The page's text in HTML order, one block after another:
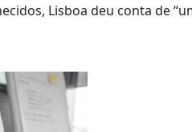
Lisboa deu conta de